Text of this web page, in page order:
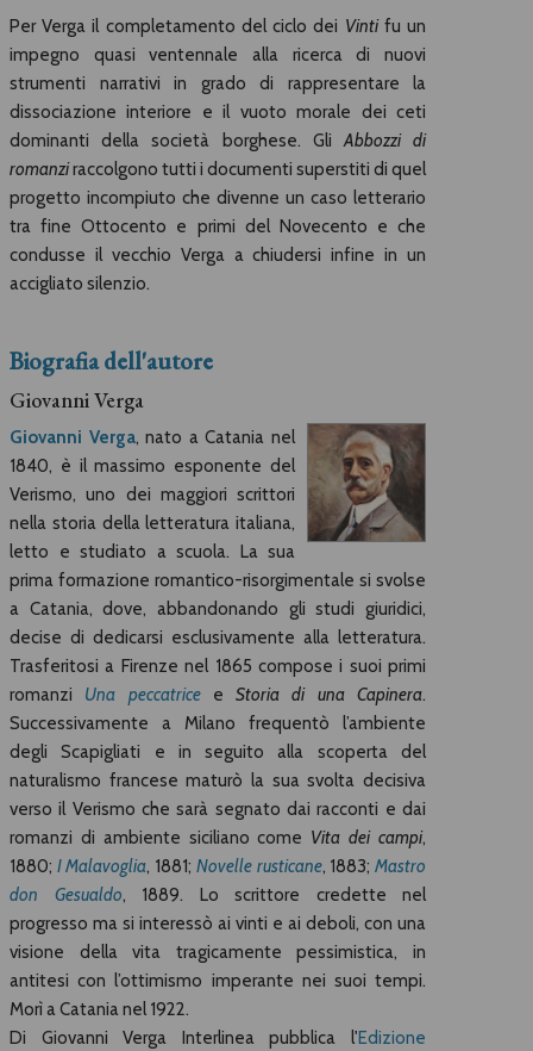
Per Verga il completamento del ciclo dei Vintifu un
impegno quasi ventennale alla ricerca di nuovi
strumenti narrativi in grado di rappresentare la
dissociazione interiore e il vuoto morale dei ceti
dominanti della società borghese. GliAbbozzi di
romanziraccolgono tutti i documenti superstiti di quel
progetto incompiuto che divenne un caso letterario
tra fine Ottocento e primi del Novecento e che
condusse il vecchio Verga a chiudersi infine in un
accigliato silenzio.
Biografia dell'autore
Giovanni Verga
Giovanni Verga, nato a Catania nel
1840, è il massimo esponente del
Verismo, uno dei maggiori scrittori
nella storia della letteratura italiana,
letto e studiato a scuola. La sua
prima formazione romantico-risorgimentale si svolse
a Catania, dove, abbandonando gli studi giuridici,
decise di dedicarsi esclusivamente alla letteratura.
Trasferitosi a Firenze nel 1865 compose i suoi primi
romanzi Una peccatriceeStoria di una Capinera.
Successivamente a Milano frequentò l’ambiente
degli Scapigliati e in seguito alla scoperta del
naturalismo francese maturò la sua svolta decisiva
verso il Verismo che sarà segnato dai racconti e dai
romanzi di ambiente siciliano come Vita dei campi,
1880; I Malavoglia, 1881; Novelle rusticane, 1883;Mastro
don Gesualdo, 1889. Lo scrittore credette nel
progresso ma si interessò ai vinti e ai deboli, con una
visione della vita tragicamente pessimistica, in
antitesi con l’ottimismo imperante nei suoi tempi.
Morì a Catania nel 1922.
Di Giovanni Verga Interlinea pubblica l'Edizione